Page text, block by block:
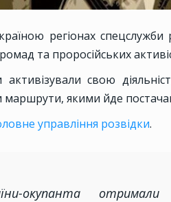
регіонах
та проросійських
активізували свою
маршрути, якими йде
управління розвідки.
окупанта